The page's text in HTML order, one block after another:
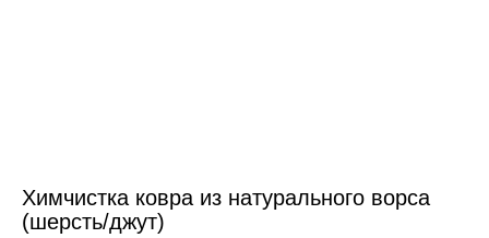
Химчистка ковра из натурального ворса
(шерсть/джут)